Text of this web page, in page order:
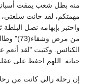
منه بطل شعب يمقت
مهمتكم، لقد حانت سلعتي،
واختبر بإبهامه نصل
من مرض
الكنائس. وكتبت "لقد أنعم
حياته. اللهم احفظ على عقلي
إن رحلة رالي كانت من